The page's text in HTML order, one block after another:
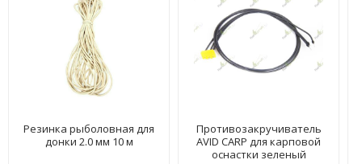
Резинка рыболовная для
донки 2.0 мм 10 м
Противозакручиватель
AVID CARP для карповой
оснастки зеленый